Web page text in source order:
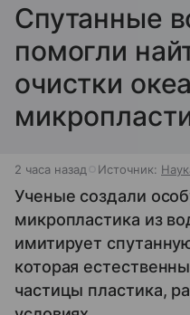
Спутанные
помогли
очистки
2 часа назад Источник:
Ученые создали
микропластика из
имитирует
которая
частицы пластика,